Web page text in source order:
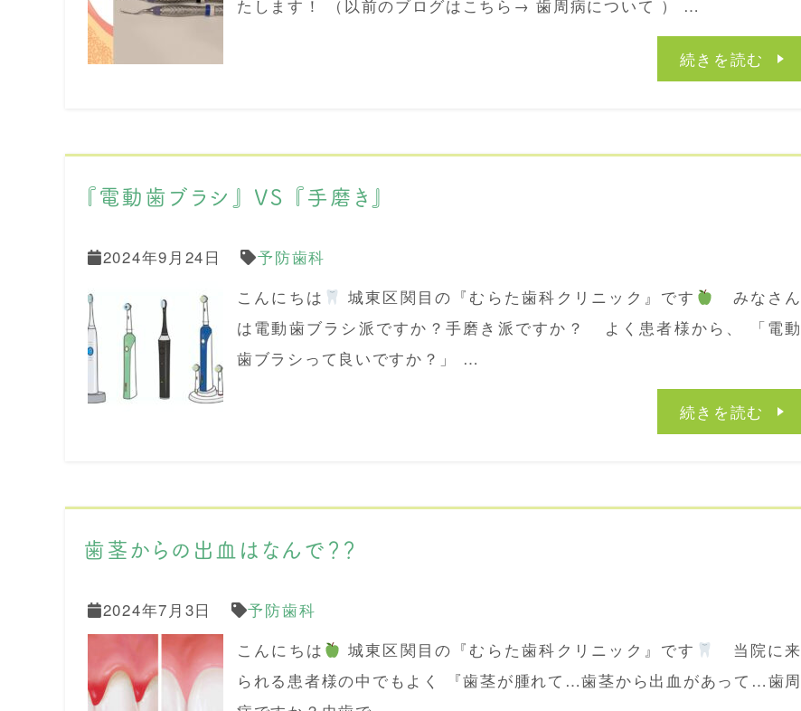
たします！ （以前のブログはこちら→ 歯周病について ） …
続きを読む
『電動歯ブラシ』 VS 『手磨き』
2024年9月24日
予防歯科
こんにちは
城東区関目の『むらた歯科クリニック』です
みなさん
は電動歯ブラシ派ですか？手磨き派ですか？ よく患者様から、 「電動
歯ブラシって良いですか？」 …
続きを読む
歯茎からの出血はなんで？？
2024年7月3日
予防歯科
こんにちは
城東区関目の『むらた歯科クリニック』です
当院に来
られる患者様の中でもよく 『歯茎が腫れて…歯茎から出血があって…歯周